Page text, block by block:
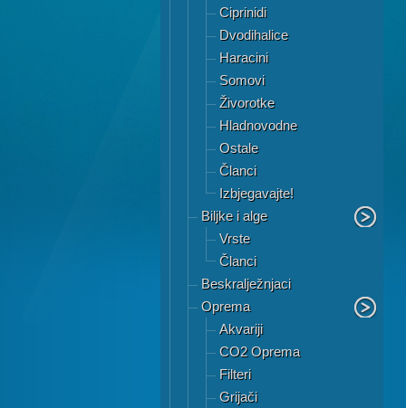
Ciprinidi
Dvodihalice
Haracini
Somovi
Živorotke
Hladnovodne
Ostale
Članci
Izbjegavajte!
Biljke i alge
Vrste
Članci
Beskralježnjaci
Oprema
Akvariji
CO2 Oprema
Filteri
Grijači